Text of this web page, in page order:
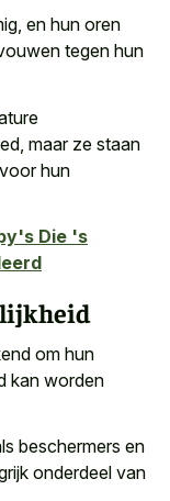
en hun oren
tegen hun
maar ze staan
hun
Die 's
om hun
kan worden
beschermers en
onderdeel van